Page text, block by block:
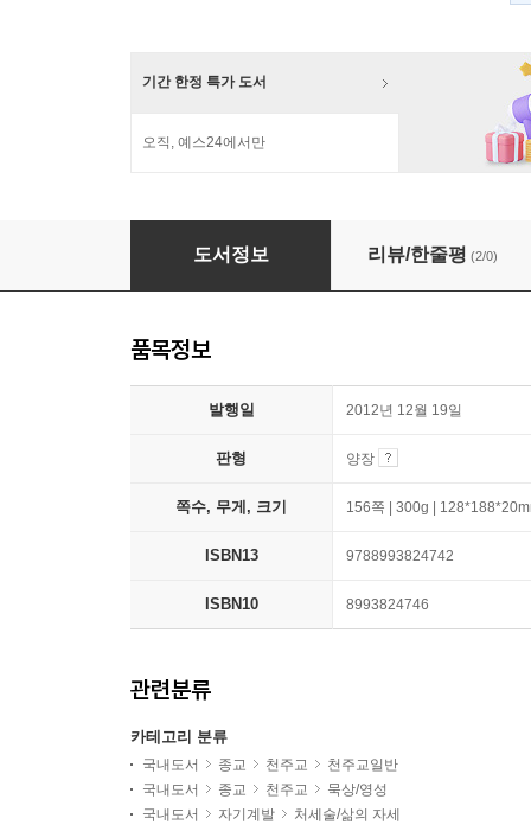
기간 한정 특가 도서
오직, 예스24에서만
아가페 AGAPE
도서정보 리뷰/한줄평 (2/0)
품목정보
발행일 2012년 12월 19일
판형 양장
쪽수, 무게, 크기 156쪽 | 300g |
ISBN13 9788993824742
ISBN10 8993824746
관련분류
카테고리 분류
국내도서 종교 천주교
천주교일반
국내도서
종교 천주교
묵상/영성
국내도서
자기계발 처세술/삶의 자세